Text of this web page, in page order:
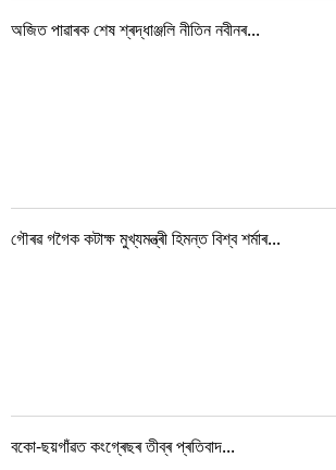
অজিত পাৱাৰক শেষ শ্ৰদ্ধাঞ্জলি নীতিন নবীনৰ...
গৌৰৱ গগৈক কটাক্ষ মুখ্যমন্ত্ৰী হিমন্ত বিশ্ব শৰ্মাৰ...
বকো-ছয়গাঁৱত কংগ্ৰেছৰ তীব্ৰ প্ৰতিবাদ...